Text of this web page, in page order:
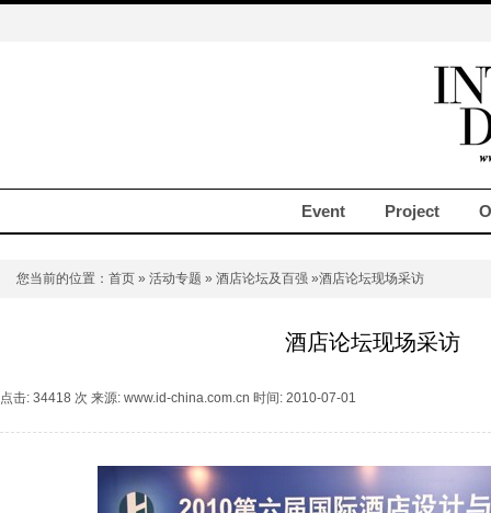
Event Project
您当前的位置： 首页 » 活动专题 » 酒店论坛及百强 »酒店论坛现场采访
酒店论坛现场采访
点击: 34418 次 来源: www.id-china.com.cn 时间: 2010-07-01